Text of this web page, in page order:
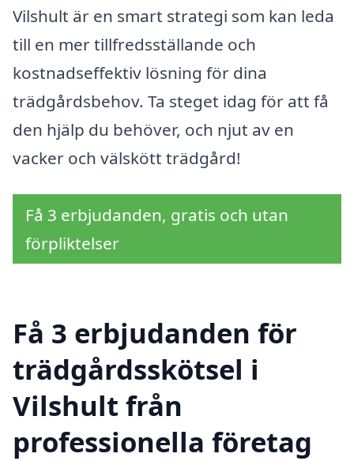
Vilshult är en smart strategi som kan leda
till en mer tillfredsställande och
kostnadseffektiv lösning för dina
trädgårdsbehov. Ta steget idag för att få
den hjälp du behöver, och njut av en
vacker och välskött trädgård!
Få 3 erbjudanden, gratis och utan
förpliktelser
Få 3 erbjudanden för
trädgårdsskötsel i
Vilshult från
professionella företag